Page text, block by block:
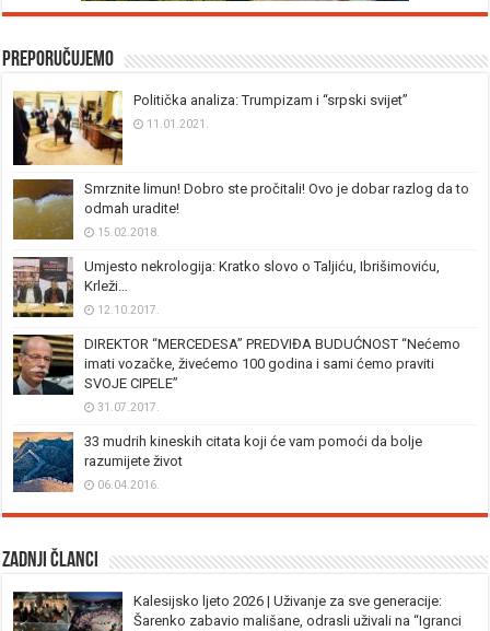
Preporučujemo
Politička analiza: Trumpizam i “srpski svijet”
11.01.2021.
Smrznite limun! Dobro ste pročitali! Ovo je dobar razlog da to
odmah uradite!
15.02.2018.
Umjesto nekrologija: Kratko slovo o Taljiću, Ibrišimoviću,
Krleži…
12.10.2017.
DIREKTOR “MERCEDESA” PREDVIĐA BUDUĆNOST “Nećemo
imati vozačke, živećemo 100 godina i sami ćemo praviti
SVOJE CIPELE”
31.07.2017.
33 mudrih kineskih citata koji će vam pomoći da bolje
razumijete život
06.04.2016.
Zadnji članci
Kalesijsko ljeto 2026 | Uživanje za sve generacije:
Šarenko zabavio mališane, odrasli uživali na “Igranci